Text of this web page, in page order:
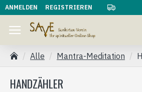
ANMELDEN REGISTRIEREN
Alle Mantra-Meditation
HANDZÄHLER